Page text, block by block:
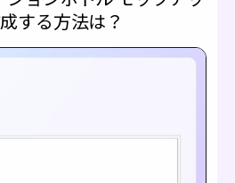
する方法は？